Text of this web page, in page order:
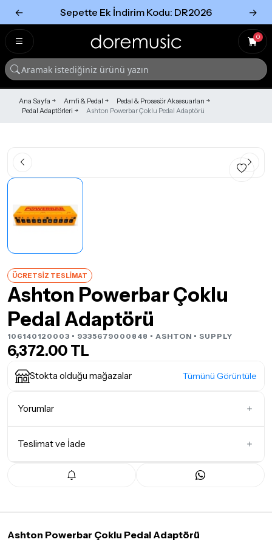
← Sepette Ek İndirim Kodu: DR2026 →
0
Ana Sayfa Amfi & Pedal
Pedal & Prosesör Aksesuarları
Pedal Adaptörleri
Ashton Powerbar Çoklu Pedal Adaptörü
ÜCRETSİZ TESLİMAT
Ashton Powerbar Çoklu
Pedal Adaptörü
106140120003 • 9335679000848 • ASHTON • SUPPLY
6,372.00 TL
Stokta olduğu mağazalar Tümünü Görüntüle
Yorumlar
Teslimat ve İade
Teslimat Koşulları
tatil günlerinde teslimat yapılamamaktadır.
Ashton Powerbar Çoklu Pedal Adaptörü
Tümünü Gör
Tümünü gör